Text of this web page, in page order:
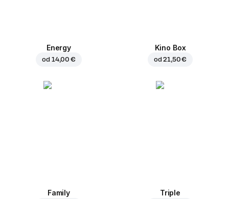
Energy
od 14,00 €
Kino Box
od21,50 €
Family Triple